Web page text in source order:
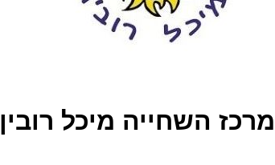
מרכז השחייה מיכל רובין